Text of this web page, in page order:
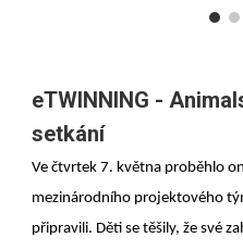
eTWINNING -
setkání
Ve čtvrtek 7. května proběhlo
mezinárodního projektového
připravili. Děti se těšily, že své